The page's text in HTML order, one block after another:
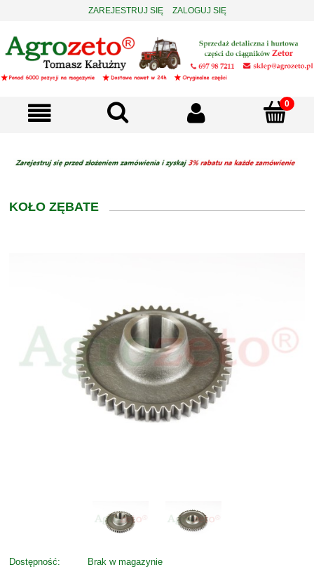
ZAREJESTRUJ SIĘ ZALOGUJ SIĘ
KOŁO ZĘBATE
Dostępność: Brak w magazynie